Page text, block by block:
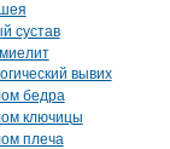
сустав
вывих
бедра
ключицы
плеча